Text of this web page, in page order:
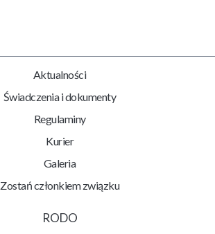
RODO
Aktualności
Świadczenia i dokumenty
Regulaminy
Kurier
Galeria
Zostań członkiem związku